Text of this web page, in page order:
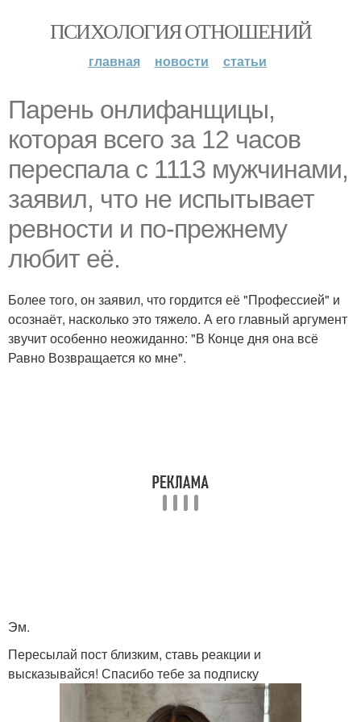
ПСИХОЛОГИЯ ОТНОШЕНИЙ
главная новости статьи
Парень онлифанщицы,
которая всего за 12 часов
переспала с 1113 мужчинами,
заявил, что не испытывает
ревности и по-прежнему
любит её.
Более того, он заявил, что гордится её "Профессией" и
осознаёт, насколько это тяжело. А его главный аргумент
звучит особенно неожиданно: "В Конце дня она всё
Равно Возвращается ко мне".
Эм.
Пересылай пост близким, ставь реакции и
высказывайся! Спасибо тебе за подписку